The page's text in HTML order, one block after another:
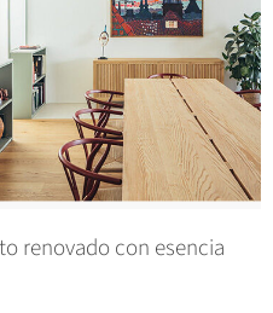
renovado con esencia